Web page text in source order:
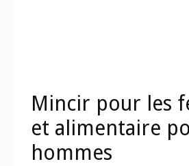
Mincir pour les
et alimentaire
hommes